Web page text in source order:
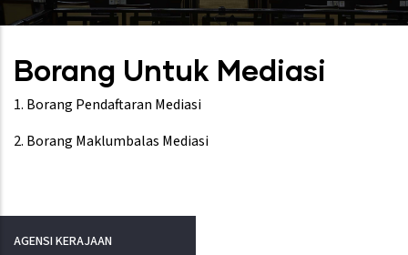
Borang Untuk Mediasi
1. Borang Pendaftaran Mediasi
2. Borang Maklumbalas Mediasi
AGENSI KERAJAAN